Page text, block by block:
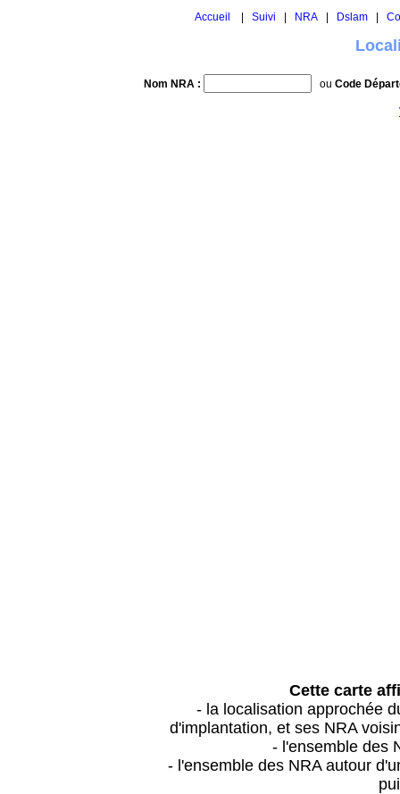
Accueil Suivi NRA Dslam
Nom NRA : ou Code
Cette carte
- la localisation approchée
d'implantation, et ses NRA
- l'ensemble des
- l'ensemble des NRA autour